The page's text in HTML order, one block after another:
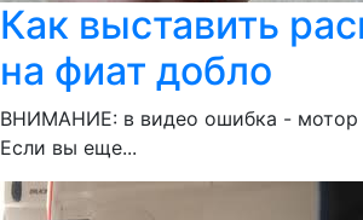
Как выставить
на фиат добло
ВНИМАНИЕ: в видео ошибка - мотор
Если вы еще...